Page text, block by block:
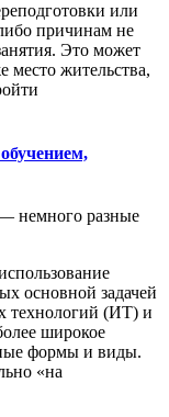
или
причинам не
Это может
место жительства,
немного разные
основной задачей
технологий (ИТ) и
широкое
формы и виды.
«на